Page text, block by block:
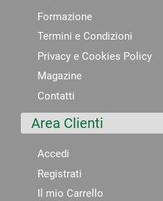
Formazione
Termini e Condizioni
Privacy e Cookies Policy
Magazine
Contatti
Area Clienti
Accedi
Registrati
Il mio Carrello